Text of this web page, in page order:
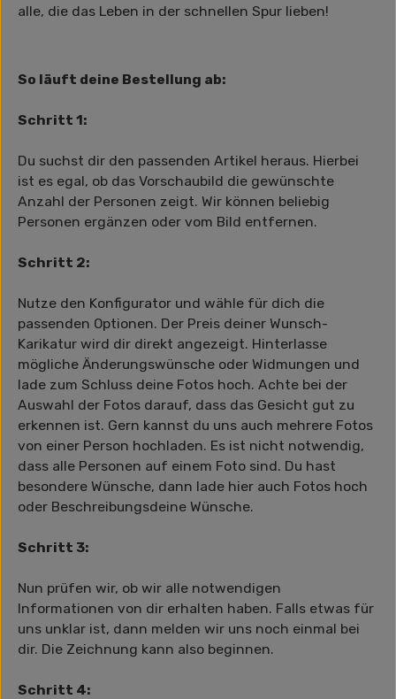
alle, die das Leben in der schnellen Spur lieben!
So läuft deine Bestellung ab:
Schritt 1:
Du suchst dir den passenden Artikel heraus. Hierbei
ist es egal, ob das Vorschaubild die gewünschte
Anzahl der Personen zeigt. Wir können beliebig
Personen ergänzen oder vom Bild entfernen.
Schritt 2:
Nutze den Konfigurator und wähle für dich die
passenden Optionen. Der Preis deiner Wunsch-
Karikatur wird dir direkt angezeigt. Hinterlasse
mögliche Änderungswünsche oder Widmungen und
lade zum Schluss deine Fotos hoch. Achte bei der
Auswahl der Fotos darauf, dass das Gesicht gut zu
erkennen ist. Gern kannst du uns auch mehrere Fotos
von einer Person hochladen. Es ist nicht notwendig,
dass alle Personen auf einem Foto sind. Du hast
besondere Wünsche, dann lade hier auch Fotos hoch
oder Beschreibungsdeine Wünsche.
Schritt 3:
Nun prüfen wir, ob wir alle notwendigen
Informationen von dir erhalten haben. Falls etwas für
uns unklar ist, dann melden wir uns noch einmal bei
dir. Die Zeichnung kann also beginnen.
Schritt 4: